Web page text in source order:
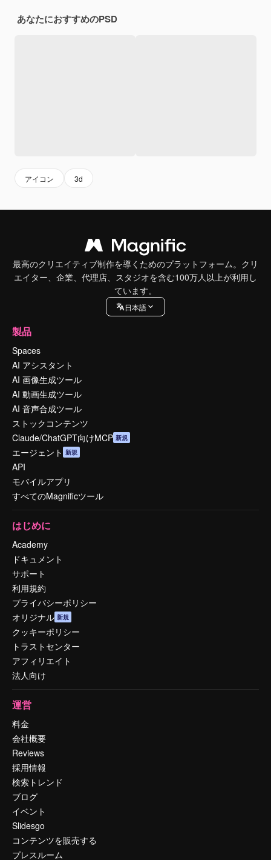
あなたにおすすめのPSD
アイコン 3d
最高のクリエイティブ制作を導くためのプラットフォーム。クリ
エイター、企業、代理店、スタジオを含む100万人以上が利用し
ています。
日本語
製品
Spaces
AI アシスタント
AI 画像生成ツール
AI 動画生成ツール
AI 音声合成ツール
ストックコンテンツ
Claude/ChatGPT向けMCP 新規
エージェント 新規
API
モバイルアプリ
すべてのMagnificツール
はじめに
Academy
ドキュメント
サポート
利用規約
プライバシーポリシー
オリジナル 新規
クッキーポリシー
トラストセンター
アフィリエイト
法人向け
運営
料金
会社概要
Reviews
採用情報
検索トレンド
ブログ
イベント
Slidesgo
コンテンツを販売する
プレスルーム